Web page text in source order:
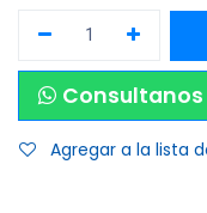
Consultanos
Agregar a la lista